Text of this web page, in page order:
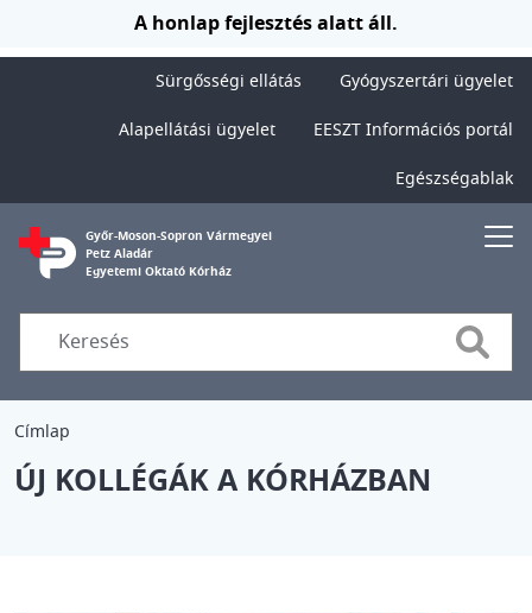
Ugrás a tartalomraA honlap fejlesztés alatt áll.
Sürgősségi ellátás
Gyógyszertári ügyelet
Alapellátási ügyelet
EESZT Információs portál
Egészségablak
Győr-Moson-Sopron Vármegyei
Petz Aladár
Egyetemi Oktató Kórház
Search
Címlap
ÚJ KOLLÉGÁK A KÓRHÁZBAN